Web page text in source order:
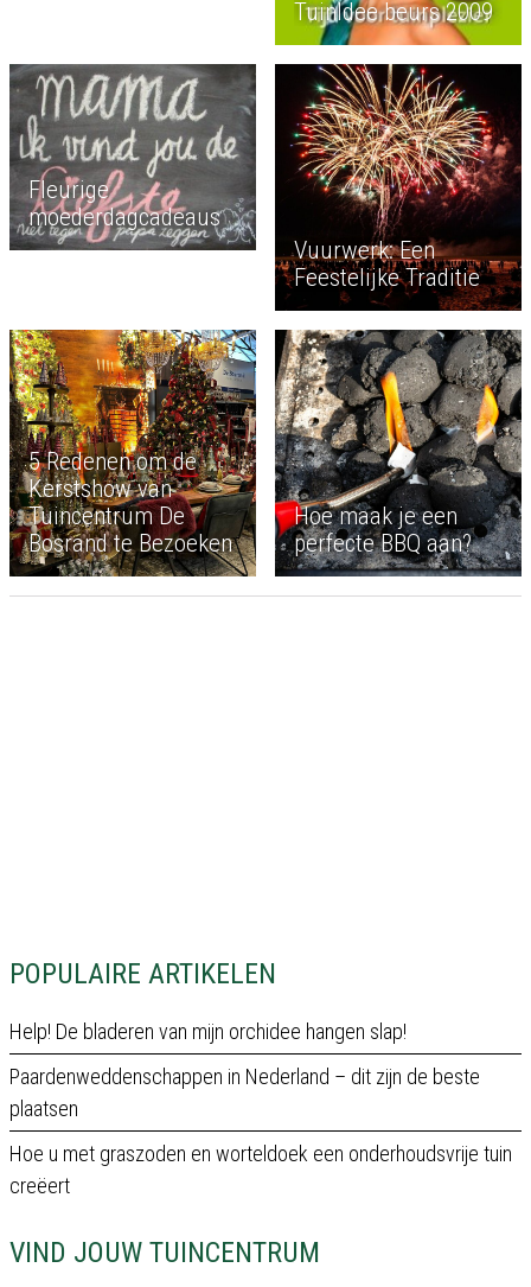
POPULAIRE ARTIKELEN
Help! De bladeren van mijn orchidee hangen slap!
Paardenweddenschappen in Nederland – dit zijn de beste
plaatsen
Hoe u met graszoden en worteldoek een onderhoudsvrije tuin
creëert
VIND JOUW TUINCENTRUM
TuinIdee beurs 2009
Fleurige
moederdagcadeaus
Vuurwerk: Een
Feestelijke Traditie
5 Redenen om de
Kerstshow van
Tuincentrum De
Bosrand te Bezoeken
Hoe maak je een
perfecte BBQ aan?